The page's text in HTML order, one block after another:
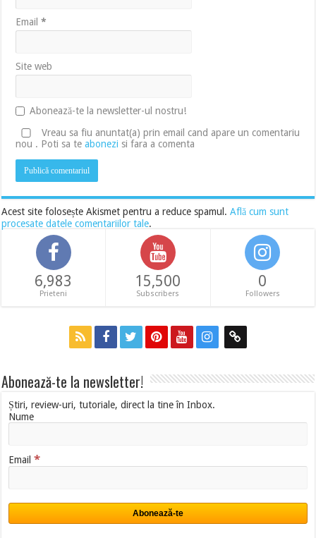
Email*
Site web
Abonează-te la newsletter-ul nostru!
Vreau sa fiu anuntat(a) prin email cand apare un comentariu
nou . Poti sa teabonezi si fara a comenta
Acest site folosește Akismet pentru a reduce spamul.Află cum sunt
procesate datele comentariilor tale.
6,983
Prieteni
15,500
Subscribers
0
Followers
Abonează-te la newsletter!
Știri, review-uri, tutoriale, direct la tine în Inbox.
Nume
Email*